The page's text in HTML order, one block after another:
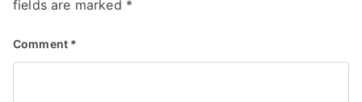
fields are marked *
Comment *